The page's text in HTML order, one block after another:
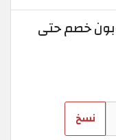
خصم حتى
نسخ